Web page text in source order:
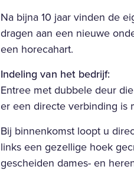
Na bijna 10 jaar vinden de
dragen aan een nieuwe
een horecahart.
Indeling van het bedrijf:
Entree met dubbele deur
er een directe verbinding is
Bij binnenkomst loopt u
links een gezellige hoek
gescheiden dames- en